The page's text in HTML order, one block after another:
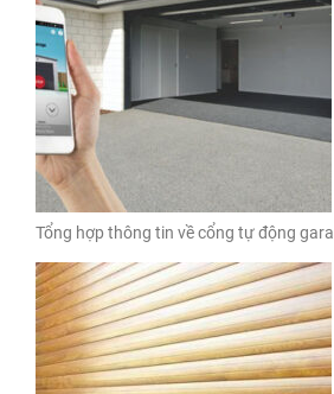
Tổng hợp thông tin về cổng tự động